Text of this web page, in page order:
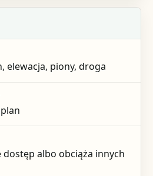
elewacja, piony, droga
dostęp albo obciąża innych